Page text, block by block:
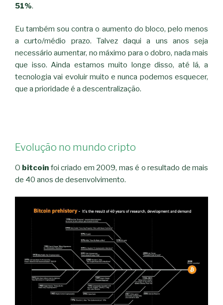
51%.
Eu também sou contra o aumento do bloco, pelo menos
a curto/médio prazo. Talvez daqui a uns anos seja
necessário aumentar, no máximo para o dobro, nada mais
que isso. Ainda estamos muito longe disso, até lá, a
tecnologia vai evoluir muito e nunca podemos esquecer,
que a prioridade é a descentralização.
Evolução no mundo cripto
O bitcoin foi criado em 2009, mas é o resultado de mais
de 40 anos de desenvolvimento.